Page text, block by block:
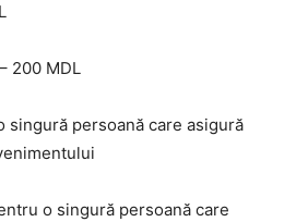
200 MDL
singură persoană care asigură
o singură persoană care